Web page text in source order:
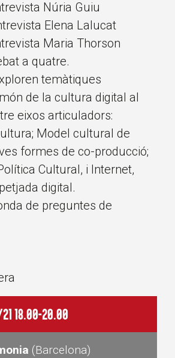
Núria Guiu
Elena Lalucat
Maria Thorson
a quatre.
temàtiques
de la cultura digital al
eixos articuladors:
Model cultural de
formes de co-producció;
Cultural, i Internet,
digital.
de preguntes de
18.00-20.00
(Barcelona)